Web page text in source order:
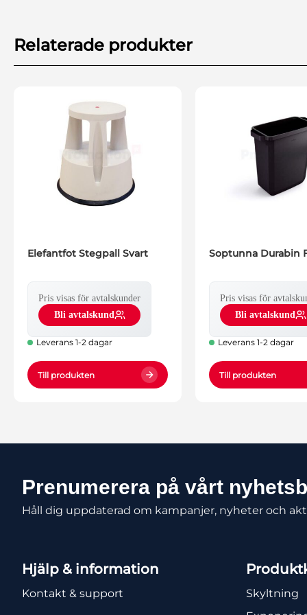
Relaterade produkter
Elefantfot Stegpall Svart
Pris visas för avtalskunder
Bli avtalskund
Leverans 1-2 dagar
Till produkten
Soptunna Durabin
Pris visas för
Bli avtalskund
Leverans 1-2 dagar
Till produkten
Prenumerera på vårt
Håll dig uppdaterad om kampanjer, nyheter och
Hjälp & information
Kontakt & support
Skyltning